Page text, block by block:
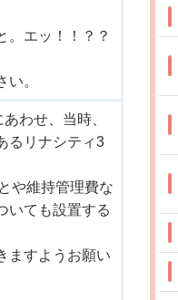
。エッ！！？？
。
わせ、当時、
るリナシティ3
や維持管理費な
いても設置する
ますようお願い